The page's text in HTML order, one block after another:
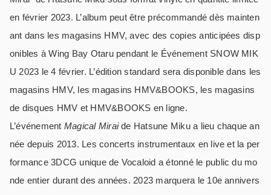
en février 2023. L’album peut être précommandé dès mainten
ant dans les magasins HMV, avec des copies anticipées disp
onibles à Wing Bay Otaru pendant le Événement SNOW MIK
U 2023 le 4 février. L’édition standard sera disponible dans les
magasins HMV, les magasins HMV&BOOKS, les magasins
de disques HMV et HMV&BOOKS en ligne.
L’événement Magical Miraide Hatsune Miku a lieu chaque an
née depuis 2013. Les concerts instrumentaux en live et la per
formance 3DCG unique de Vocaloid a étonné le public du mo
nde entier durant des années. 2023 marquera le 10e annivers